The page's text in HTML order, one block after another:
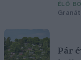
ÉLŐ
Pár